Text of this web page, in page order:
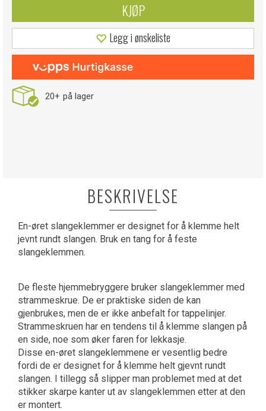
KJØP
Legg i ønskeliste
20+ på lager
BESKRIVELSE
En-øret slangeklemmer er designet for å klemme helt
jevnt rundt slangen. Bruk en tang for å feste
slangeklemmen.
De fleste hjemmebryggere bruker slangeklemmer med
strammeskrue. De er praktiske siden de kan
gjenbrukes, men de er ikke anbefalt for tappelinjer.
Strammeskruen har en tendens til å klemme slangen på
en side, noe som øker faren for lekkasje.
Disse en-øret slangeklemmene er vesentlig bedre
fordi de er designet for å klemme helt gjevnt rundt
slangen. I tillegg så slipper man problemet med at det
stikker skarpe kanter ut av slangeklemmen etter at den
er montert.